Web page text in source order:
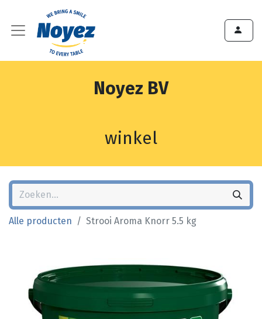
Noyez BV
winkel
Alle producten Strooi Aroma Knorr 5.5 kg